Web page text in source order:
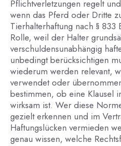
Pflichtverletzungen regelt
wenn das Pferd oder Dritte
Tierhalterhaftung nach § 833
Rolle, weil der Halter
verschuldensunabhängig
unbedingt berücksichtigen
wiederum werden relevant,
verwendet oder
bestimmen, ob eine Klausel
wirksam ist. Wer diese
gezielt erkennen und im
Haftungslücken vermieden
genau wissen, welche